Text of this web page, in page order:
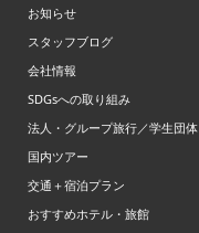
お知らせ
スタッフブログ
会社情報
SDGsへの取り組み
法人・グループ旅行／学生団体
国内ツアー
交通＋宿泊プラン
おすすめホテル・旅館